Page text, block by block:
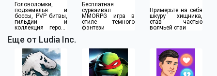
Головоломки,
подземелья и
боссы, PVP битвы,
гильдии и
коллекция героев
Бесплатная
сурвайвал
MMORPG игра в
стиле темного
фэнтези
Примерьте на себя
шкуру хищника,
став частью
волчьей стаи
Еще от Ludia Inc.